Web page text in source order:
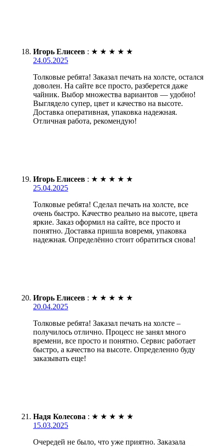
Игорь Елисеев : ★ ★ ★ ★ ★
24.05.2025
Толковые ребята! Заказал печать на холсте, остался
доволен. На сайте все просто, разберется даже
чайник. Выбор множества вариантов — удобно!
Выглядело супер, цвет и качество на высоте.
Доставка оперативная, упаковка надежная.
Отличная работа, рекомендую!
Игорь Елисеев : ★ ★ ★ ★ ★
25.04.2025
Толковые ребята! Сделал печать на холсте, все
очень быстро. Качество реально на высоте, цвета
яркие. Заказ оформил на сайте, все просто и
понятно. Доставка пришла вовремя, упаковка
надежная. Определённо стоит обратиться снова!
Игорь Елисеев : ★ ★ ★ ★ ★
20.04.2025
Толковые ребята! Заказал печать на холсте –
получилось отлично. Процесс не занял много
времени, все просто и понятно. Сервис работает
быстро, а качество на высоте. Определенно буду
заказывать еще!
Надя Колесова : ★ ★ ★ ★ ★
15.03.2025
Очередей не было, что уже приятно. Заказала